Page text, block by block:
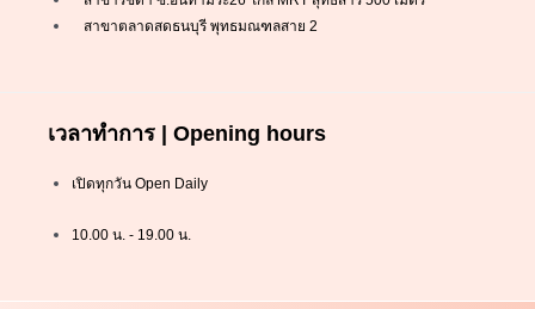
สาขาตลาดสดธนบุรี พุทธมณฑลสาย 2
เวลาทำการ | Opening hours
เปิดทุกวัน Open Daily
10.00 น. - 19.00 น.